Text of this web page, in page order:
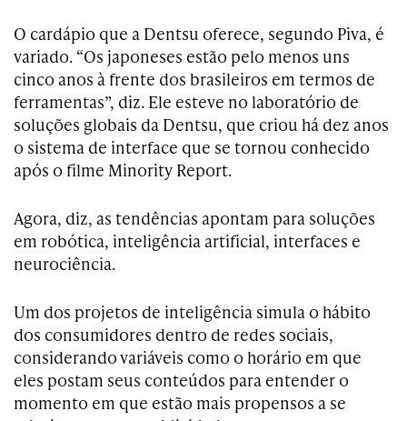
O cardápio que a Dentsu oferece, segundo Piva, é
variado. “Os japoneses estão pelo menos uns
cinco anos à frente dos brasileiros em termos de
ferramentas”, diz. Ele esteve no laboratório de
soluções globais da Dentsu, que criou há dez anos
o sistema de interface que se tornou conhecido
após o filme Minority Report.
Agora, diz, as tendências apontam para soluções
em robótica, inteligência artificial, interfaces e
neurociência.
Um dos projetos de inteligência simula o hábito
dos consumidores dentro de redes sociais,
considerando variáveis como o horário em que
eles postam seus conteúdos para entender o
momento em que estão mais propensos a se